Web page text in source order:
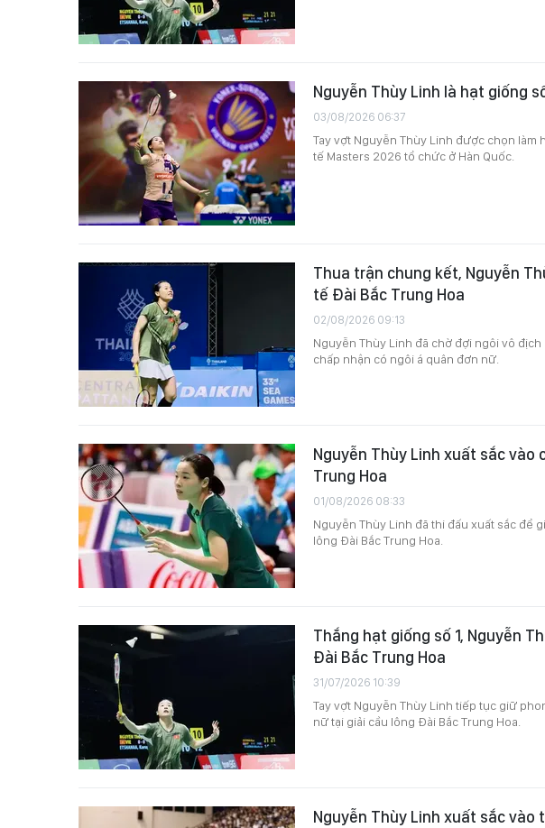
Nguyễn Thùy Linh là hạt giống
03/08/2026 06:37
Tay vợt Nguyễn Thùy Linh được chọn
tế Masters 2026 tổ chức ở Hàn Quốc.
Thua trận chung kết, Nguyễn
tế Đài Bắc Trung Hoa
02/08/2026 09:13
Nguyễn Thùy Linh đã chờ đợi ngôi vô
chấp nhận có ngôi á quân đơn nữ.
Nguyễn Thùy Linh xuất sắc
Trung Hoa
01/08/2026 08:33
Nguyễn Thùy Linh đã thi đấu xuất sắc để
lông Đài Bắc Trung Hoa.
Thắng hạt giống số 1, Nguyễn
Đài Bắc Trung Hoa
31/07/2026 10:39
Tay vợt Nguyễn Thùy Linh tiếp tục giữ
nữ tại giải cầu lông Đài Bắc Trung Hoa.
Nguyễn Thùy Linh xuất sắc